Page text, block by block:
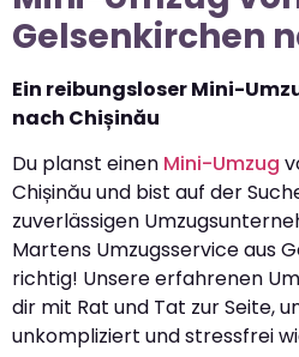
Gelsenkirchen
Ein reibungsloser Mini-
nach Chișinău
Du planst einen Mini-Umzug
Chișinău und bist auf der
zuverlässigen
Martens Umzugsservice aus
richtig! Unsere erfahrenen
dir mit Rat und Tat zur Seite,
unkompliziert und stressfrei